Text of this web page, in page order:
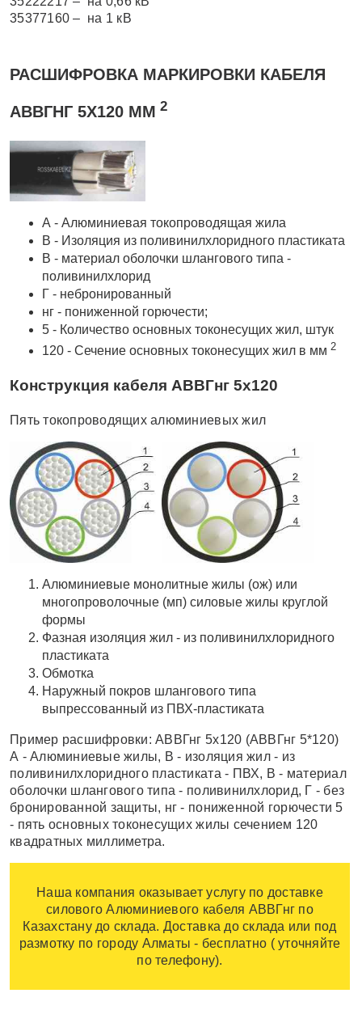
35377160 – на 1 кВ
РАСШИФРОВКА МАРКИРОВКИ КАБЕЛЯ
АВВГНГ 5Х120 ММ 2
А - Алюминиевая токопроводящая жила
В - Изоляция из поливинилхлоридного пластиката
В - материал оболочки шлангового типа -
поливинилхлорид
Г - небронированный
нг - пониженной горючести;
5 - Количество основных токонесущих жил, штук
120 - Сечение основных токонесущих жил в мм 2
Конструкция кабеля АВВГнг 5x120
Пять токопроводящих алюминиевых жил
Алюминиевые монолитные жилы (ож) или
многопроволочные (мп) силовые жилы круглой
формы
Фазная изоляция жил - из поливинилхлоридного
пластиката
Обмотка
Наружный покров шлангового типа
выпрессованный из ПВХ-пластиката
Пример расшифровки: АВВГнг 5х120 (АВВГнг 5*120)
А - Алюминиевые жилы, В - изоляция жил - из
поливинилхлоридного пластиката - ПВХ, В - материал
оболочки шлангового типа - поливинилхлорид, Г - без
бронированной защиты, нг - пониженной горючести 5
- пять основных токонесущих жилы сечением 120
квадратных миллиметра.
Наша компания оказывает услугу по доставке
силового Алюминиевого кабеля АВВГнг по
Казахстану до склада. Доставка до склада или под
размотку по городу Алматы - бесплатно ( уточняйте
по телефону).